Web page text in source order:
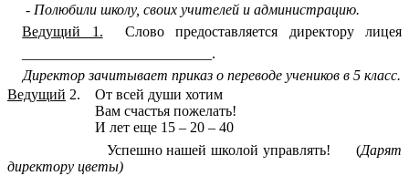
- Полюбили школу, своих учителей и администрацию.
Ведущий 1. Слово предоставляется директору лицея
__________________________.
Директор зачитывает приказ о переводе учеников в 5 класс.
Ведущий 2. От всей души хотим
Вам счастья пожелать!
И лет еще 15 – 20 – 40
Успешно нашей школой управлять! (Дарят
директору цветы)